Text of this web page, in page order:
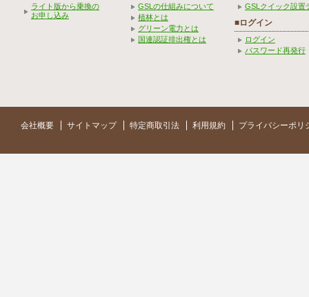
ライト版から乗換の
お申し込み
GSLの仕組みについて
植林とは
グリーン電力とは
国連認証排出権とは
GSLクイック設置
■ログイン
ログイン
パスワード再発行
会社概要 サイトマップ 特定商取引法 利用規約 プライバシーポリ